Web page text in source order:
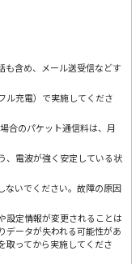
も含め、メール送受信などす
ル充電）で実施してくださ
合のパケット通信料は、月
、電波が強く安定している状
ないでください。故障の原因
設定情報が変更されることは
データが失われる可能性があ
取ってから実施してくださ